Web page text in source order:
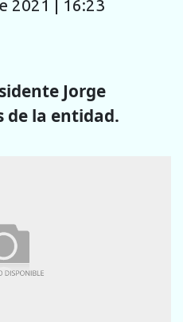
2021 | 16:23
Jorge
de la entidad.